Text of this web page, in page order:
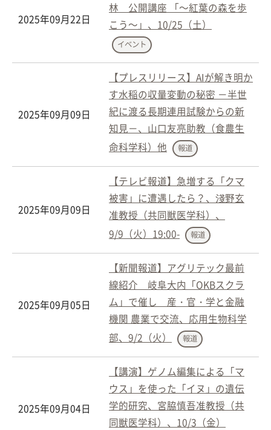
2025年09月22日
林 公開講座 「～紅葉の森を歩
こう～」、10/25（土）
イベント
2025年09月09日
【プレスリリース】AIが解き明か
す水稲の収量変動の秘密 －半世
紀に渡る長期連用試験からの新
知見－、山口友亮助教（食農生
命科学科）他
報道
2025年09月09日
【テレビ報道】急増する「クマ
被害」に遭遇したら？、淺野玄
准教授（共同獣医学科）、
9/9（火）19:00-
報道
2025年09月05日
【新聞報道】アグリテック最前
線紹介 岐阜大内「OKBスクラ
ム」で催し 産・官・学と金融
機関 農業で交流、応用生物科学
部、9/2（火）
報道
2025年09月04日
【講演】ゲノム編集による「マ
ウス」を使った「イヌ」の遺伝
学的研究、宮脇慎吾准教授（共
同獣医学科）、10/3（金）